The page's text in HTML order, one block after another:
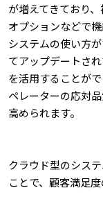
が増えてきており
オプションなどで
システムの使い方
てアップデートさ
を活用することが
ペレーターの応対
高められます。
クラウド型のシス
ことで、顧客満足